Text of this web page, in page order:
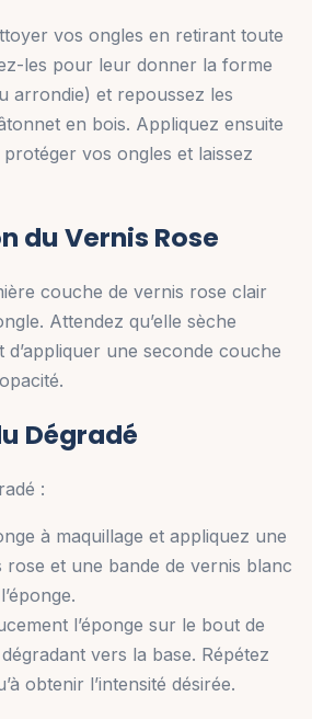
vos ongles en retirant toute
les pour leur donner la forme
arrondie) et repoussez les
en bois. Appliquez ensuite
vos ongles et laissez
du Vernis Rose
couche de vernis rose clair
Attendez qu’elle sèche
une seconde couche
Dégradé
:
à maquillage et appliquez une
rose et une bande de vernis blanc
l’éponge sur le bout de
vers la base. Répétez
obtenir l’intensité désirée.